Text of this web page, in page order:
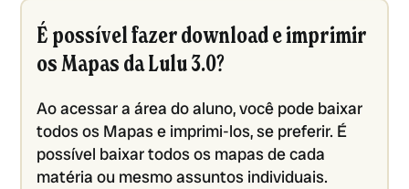
É possível fazer download e imprimir
os Mapas da Lulu 3.0?
Ao acessar a área do aluno, você pode baixar
todos os Mapas e imprimi-los, se preferir. É
possível baixar todos os mapas de cada
matéria ou mesmo assuntos individuais.